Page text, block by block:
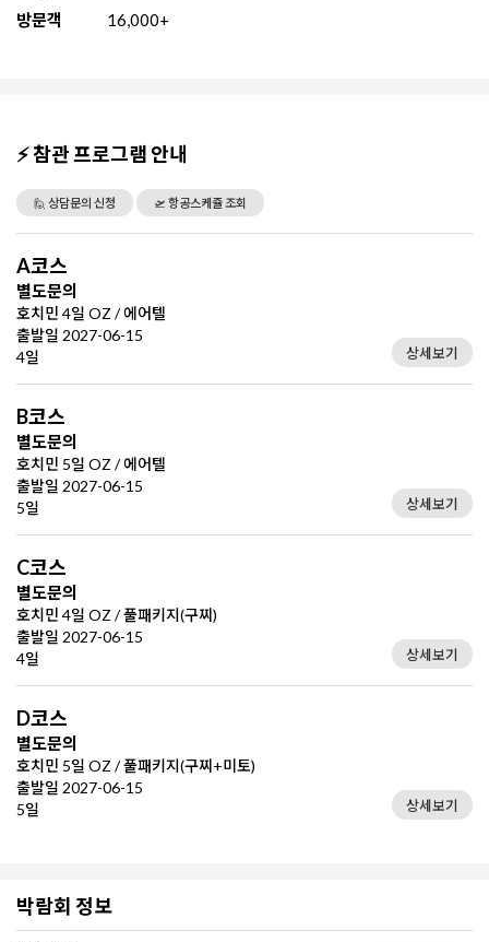
방문객
16,000+
⚡ 참관 프로그램 안내
🙋 상담문의 신청 🛫 항공스케쥴 조회
A코스
별도문의
호치민 4일 OZ / 에어텔
출발일 2027-06-15
4일
상세보기
B코스
별도문의
호치민 5일 OZ / 에어텔
출발일 2027-06-15
5일
상세보기
C코스
별도문의
호치민 4일 OZ / 풀패키지(구찌)
출발일 2027-06-15
4일
상세보기
D코스
별도문의
호치민 5일 OZ / 풀패키지(구찌+미토)
출발일 2027-06-15
5일
상세보기
박람회 정보